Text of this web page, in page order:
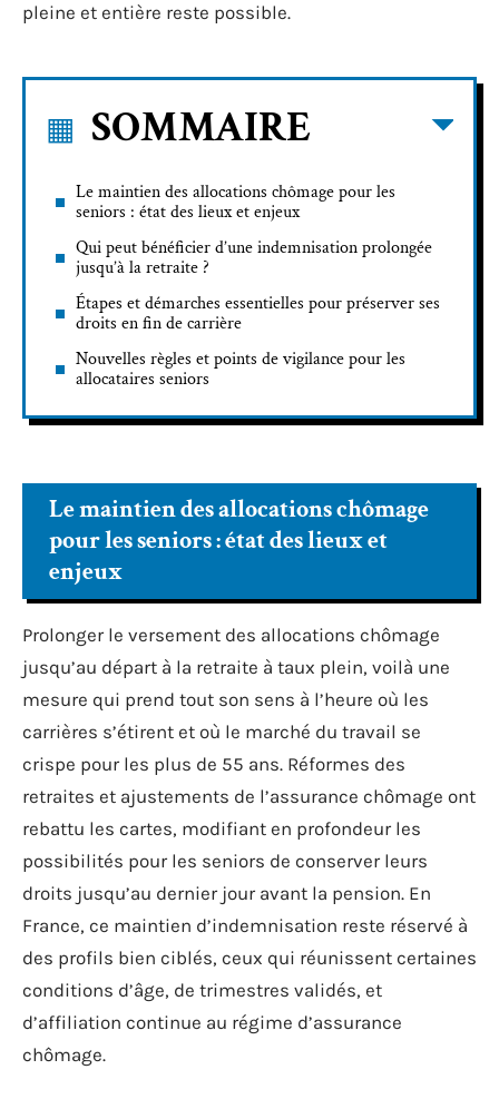
pleine et entière reste possible.
SOMMAIRE
Le maintien des allocations chômage pour les
seniors : état des lieux et enjeux
Qui peut bénéficier d’une indemnisation prolongée
jusqu’à la retraite ?
Étapes et démarches essentielles pour préserver ses
droits en fin de carrière
Nouvelles règles et points de vigilance pour les
allocataires seniors
Le maintien des allocations chômage
pour les seniors : état des lieux et
enjeux
Prolonger le versement des allocations chômage
jusqu’au départ à la retraite à taux plein, voilà une
mesure qui prend tout son sens à l’heure où les
carrières s’étirent et où le marché du travail se
crispe pour les plus de 55 ans. Réformes des
retraites et ajustements de l’assurance chômage ont
rebattu les cartes, modifiant en profondeur les
possibilités pour les seniors de conserver leurs
droits jusqu’au dernier jour avant la pension. En
France, ce maintien d’indemnisation reste réservé à
des profils bien ciblés, ceux qui réunissent certaines
conditions d’âge, de trimestres validés, et
d’affiliation continue au régime d’assurance
chômage.